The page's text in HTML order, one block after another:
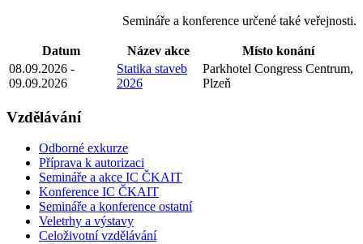
Semináře a konference určené také veřejnosti.
Datum Název akce
Místo konání
08.09.2026 -
09.09.2026
Statika staveb
2026
Parkhotel Congress Centrum,
Plzeň
Vzdělávání
Odborné exkurze
Příprava k autorizaci
Semináře a akce IC ČKAIT
Konference IC ČKAIT
Semináře a konference ostatní
Veletrhy a výstavy
Celoživotní vzdělávání